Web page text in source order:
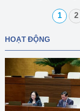
1 2
HOẠT ĐỘNG